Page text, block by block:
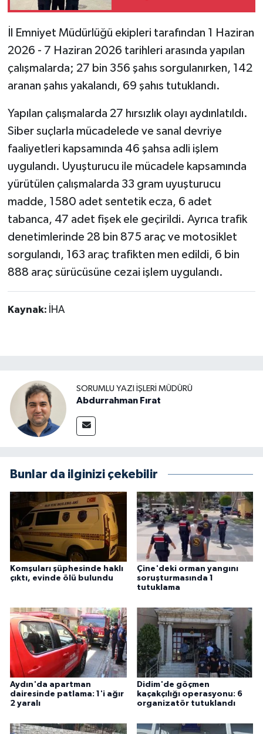
İl Emniyet Müdürlüğü ekipleri tarafından 1 Haziran
2026 - 7 Haziran 2026 tarihleri arasında yapılan
çalışmalarda; 27 bin 356 şahıs sorgulanırken, 142
aranan şahıs yakalandı, 69 şahıs tutuklandı.
Yapılan çalışmalarda 27 hırsızlık olayı aydınlatıldı.
Siber suçlarla mücadelede ve sanal devriye
faaliyetleri kapsamında 46 şahsa adli işlem
uygulandı. Uyuşturucu ile mücadele kapsamında
yürütülen çalışmalarda 33 gram uyuşturucu
madde, 1580 adet sentetik ecza, 6 adet
tabanca, 47 adet fişek ele geçirildi. Ayrıca trafik
denetimlerinde 28 bin 875 araç ve motosiklet
sorgulandı, 163 araç trafikten men edildi, 6 bin
888 araç sürücüsüne cezai işlem uygulandı.
Kaynak: İHA
SORUMLU YAZI İŞLERI MÜDÜRÜ
Abdurrahman Fırat
Bunlar da ilginizi çekebilir
Komşuları şüphesinde haklı
çıktı, evinde ölü bulundu
Çine'deki orman yangını
soruşturmasında 1
tutuklama
Aydın'da apartman
dairesinde patlama: 1'i ağır
2 yaralı
Didim'de göçmen
kaçakçılığı operasyonu: 6
organizatör tutuklandı